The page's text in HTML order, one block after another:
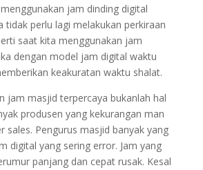
jam dinding digital
tidak perlu lagi melakukan perkiraan
saat kita menggunakan jam
dengan model jam digital waktu
keakuratan waktu shalat.
jam masjid terpercaya bukanlah hal
produsen yang kekurangan man
sales. Pengurus masjid banyak yang
digital yang sering error. Jam yang
panjang dan cepat rusak. Kesal